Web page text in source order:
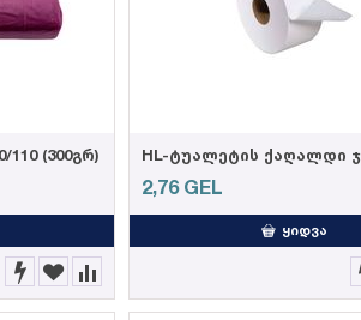
(300გრ)
2,76 GEL
ᲧᲘᲓᲕᲐ